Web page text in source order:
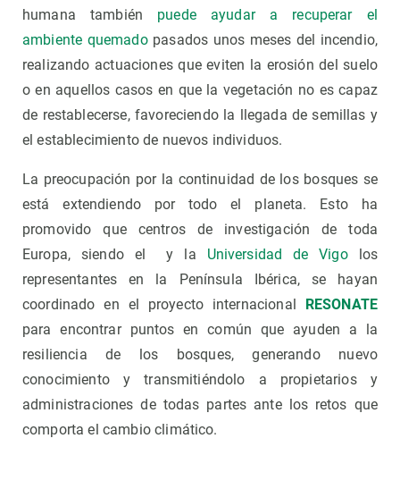
humana también puede ayudar a recuperar el
ambiente quemadopasados unos meses del incendio,
realizando actuaciones que eviten la erosión del suelo
o en aquellos casos en que la vegetación no es capaz
de restablecerse, favoreciendo la llegada de semillas y
el establecimiento de nuevos individuos.
La preocupación por la continuidad de los bosques se
está extendiendo por todo el planeta. Esto ha
promovido que centros de investigación de toda
Europa, siendo el y la Universidad de Vigolos
representantes en la Península Ibérica, se hayan
coordinado en el proyecto internacional RESONATE
para encontrar puntos en común que ayuden a la
resiliencia de los bosques, generando nuevo
conocimiento y transmitiéndolo a propietarios y
administraciones de todas partes ante los retos que
comporta el cambio climático.